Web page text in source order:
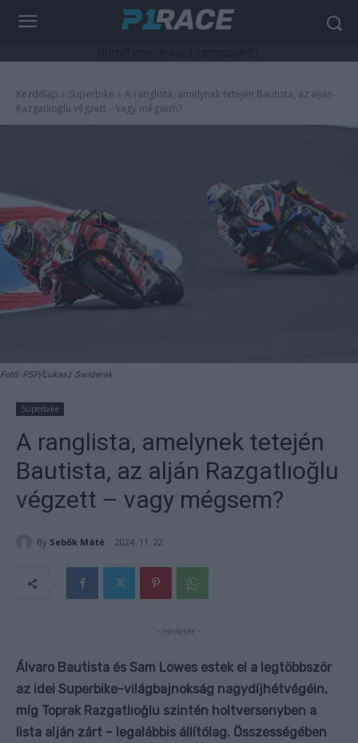
Kezdőlap Superbike
A ranglista, amelynek tetején Bautista, az alján
Razgatlıoğlu végzett – vagy mégsem?
Fotó: PSP/Lukasz Swiderek
Superbike
A ranglista, amelynek tetején
Bautista, az alján Razgatlıoğlu
végzett – vagy mégsem?
By Sebők Máté 2024. 11. 22.
- Hirdetés -
Álvaro Bautista és Sam Lowes estek el a legtöbbször
az idei Superbike-világbajnokság nagydíjhétvégéin,
míg Toprak Razgatlıoğlu szintén holtversenyben a
lista alján zárt – legalábbis állítólag. Összességében